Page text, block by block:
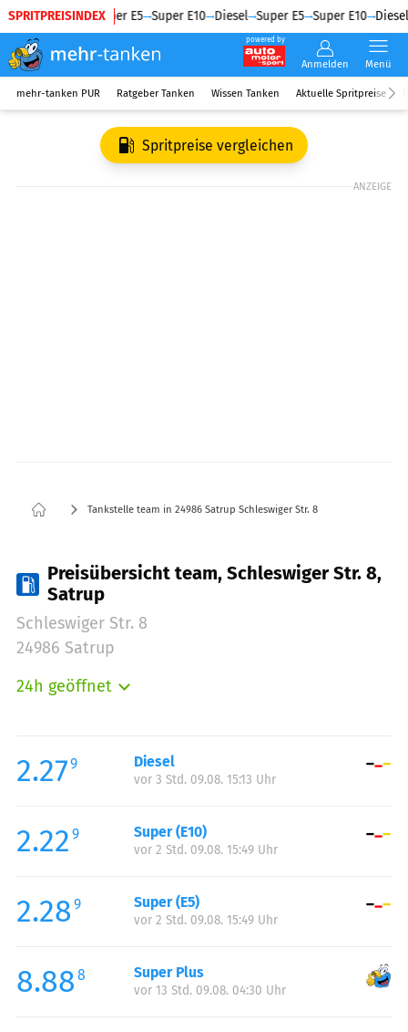
SPRITPREISINDEX
Diesel Super E5 Super E10 Diesel Super E5 Super E10 Diesel
powered by
Anmelden Menü
mehr-tanken PUR Ratgeber Tanken Wissen Tanken Aktuelle Spritpreise
Spritpreise vergleichen
ANZEIGE
Tankstelle team in 24986 Satrup Schleswiger Str. 8
Preisübersicht team, Schleswiger Str. 8,
Satrup
Schleswiger Str. 8
24986 Satrup
24h geöffnet
Mittwoch:
00:00-24:00
Donnerstag:
Samstag:
00:00-24:00
Sonntag:
2.279 Diesel
vor 3 Std. 09.08. 15:13 Uhr
2.22 9 Super (E10)
vor 2 Std. 09.08. 15:49 Uhr
2.28 9 Super (E5)
vor 2 Std. 09.08. 15:49 Uhr
8.88 8 Super Plus
vor 13 Std. 09.08. 04:30 Uhr